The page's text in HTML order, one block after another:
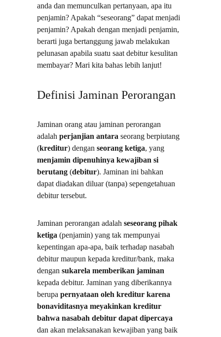
anda dan memunculkan pertanyaan, apa itu
penjamin? Apakah “seseorang” dapat menjadi
penjamin? Apakah dengan menjadi penjamin,
berarti juga bertanggung jawab melakukan
pelunasan apabila suatu saat debitur kesulitan
membayar? Mari kita bahas lebih lanjut!
Definisi Jaminan Perorangan
Jaminan orang atau jaminan perorangan
adalah perjanjian antara seorang berpiutang
(kreditur) dengan seorang ketiga, yang
menjamin dipenuhinya kewajiban si
berutang (debitur). Jaminan ini bahkan
dapat diadakan diluar (tanpa) sepengetahuan
debitur tersebut.
Jaminan perorangan adalah seseorang pihak
ketiga (penjamin) yang tak mempunyai
kepentingan apa-apa, baik terhadap nasabah
debitur maupun kepada kreditur/bank, maka
dengan sukarela memberikan jaminan
kepada debitur. Jaminan yang diberikannya
berupa pernyataan oleh kreditur karena
bonaviditasnya meyakinkan kreditur
bahwa nasabah debitur dapat dipercaya
dan akan melaksanakan kewajiban yang baik